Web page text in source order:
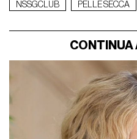
NSSGCLUB PELLE SECCA
CONTINUA